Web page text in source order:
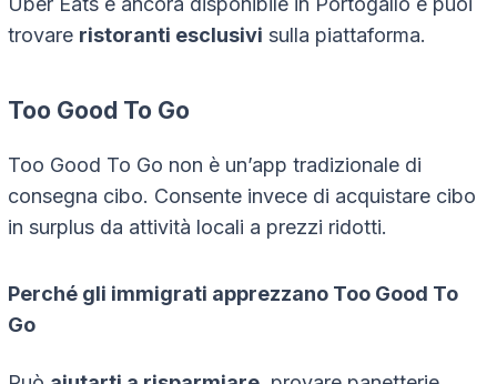
trovare ristoranti esclusivi sulla piattaforma.
Too Good To Go
Too Good To Go non è un’app tradizionale di
consegna cibo. Consente invece di acquistare cibo
in surplus da attività locali a prezzi ridotti.
Perché gli immigrati apprezzano Too Good To
Go